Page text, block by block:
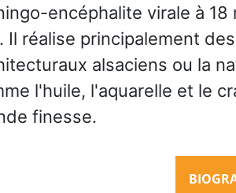
encéphalite virale à 18
Il réalise principalement
alsaciens ou la
l'huile, l'aquarelle et le
finesse.